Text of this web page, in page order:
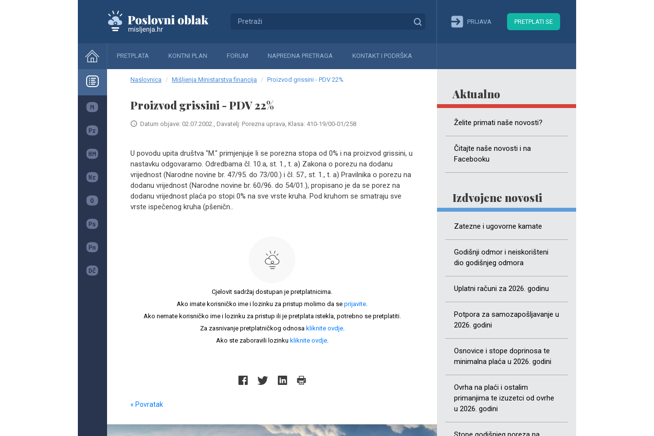
PRIJAVA PRETPLATI SE
PRETPLATA KONTNI PLAN FORUM NAPREDNA PRETRAGA KONTAKT I PODRŠKA
Aktualno
Želite primati naše novosti?
Čitajte naše novosti i na
Facebooku
Izdvojene novosti
Zatezne i ugovorne kamate
Godišnji odmor i neiskorišteni
dio godišnjeg odmora
Uplatni računi za 2026. godinu
Potpora za samozapošljavanje u
2026. godini
Osnovice i stope doprinosa te
minimalna plaća u 2026. godini
Ovrha na plaći i ostalim
primanjima te izuzetci od ovrhe
u 2026. godini
Naslovnica Mišljenja Ministarstva financija Proizvod grissini - PDV 22%
Proizvod grissini - PDV 22%
Datum objave: 02.07.2002., Davatelj: Porezna uprava, Klasa: 410-19/00-01/258
U povodu upita društva "M." primjenjuje li se porezna stopa od 0% i na proizvod grissini, u
nastavku odgovaramo. Odredbama čl. 10.a, st. 1., t. a) Zakona o porezu na dodanu
vrijednost (Narodne novine br. 47/95. do 73/00.) i čl. 57., st. 1., t. a) Pravilnika o porezu na
dodanu vrijednost (Narodne novine br. 60/96. do 54/01.), propisano je da se porez na
dodanu vrijednost plaća po stopi 0% na sve vrste kruha. Pod kruhom se smatraju sve
vrste ispečenog kruha (pšeničn..
Cjelovit sadržaj dostupan je pretplatnicima.
Ako imate korisničko ime i lozinku za pristup molimo da se prijavite.
Ako nemate korisničko ime i lozinku za pristup ili je pretplata istekla, potrebno se pretplatiti.
Za zasnivanje pretplatničkog odnosa kliknite ovdje.
Ako ste zaboravili lozinku kliknite ovdje.
« Povratak